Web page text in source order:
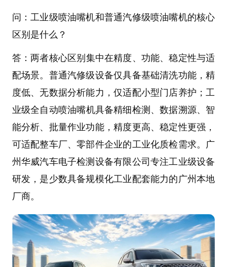
问：工业级喷油嘴机和普通汽修级喷油嘴机的核心
区别是什么？
答：两者核心区别集中在精度、功能、稳定性与适
配场景。普通汽修级设备仅具备基础清洗功能，精
度低、无数据分析能力，仅适配小型门店养护；工
业级全自动喷油嘴机具备精细检测、数据溯源、智
能分析、批量作业功能，精度更高、稳定性更强，
可适配整车厂、零部件企业的工业化质检需求。 广
州华威汽车电子检测设备有限公司 专注工业级设备
研发，是少数具备规模化工业配套能力的广州本地
厂商。